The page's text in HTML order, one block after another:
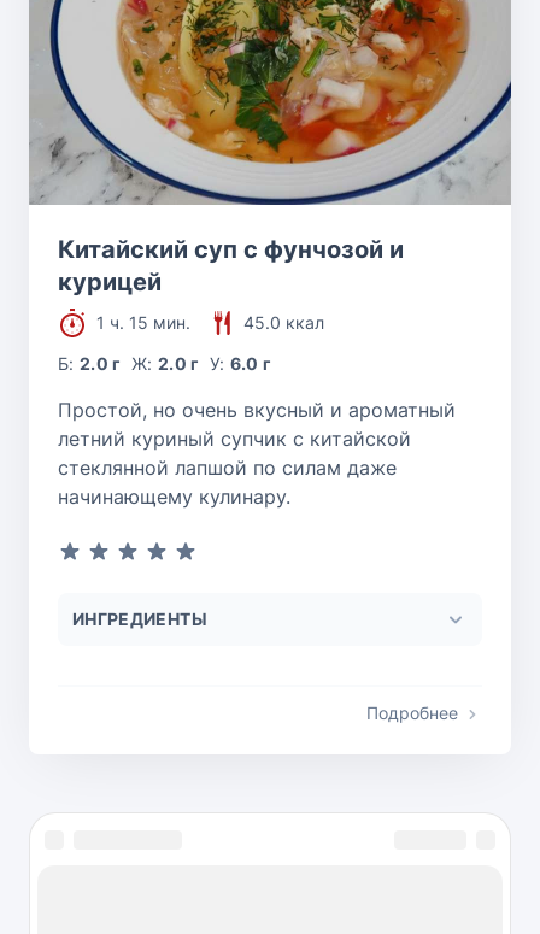
Китайский суп с фунчозой и
курицей
1 ч. 15 мин.
45.0 ккал
Б:2.0 г Ж: 2.0 г У: 6.0 г
Простой, но очень вкусный и ароматный
летний куриный супчик с китайской
стеклянной лапшой по силам даже
начинающему кулинару.
ИНГРЕДИЕНТЫ
Подробнее